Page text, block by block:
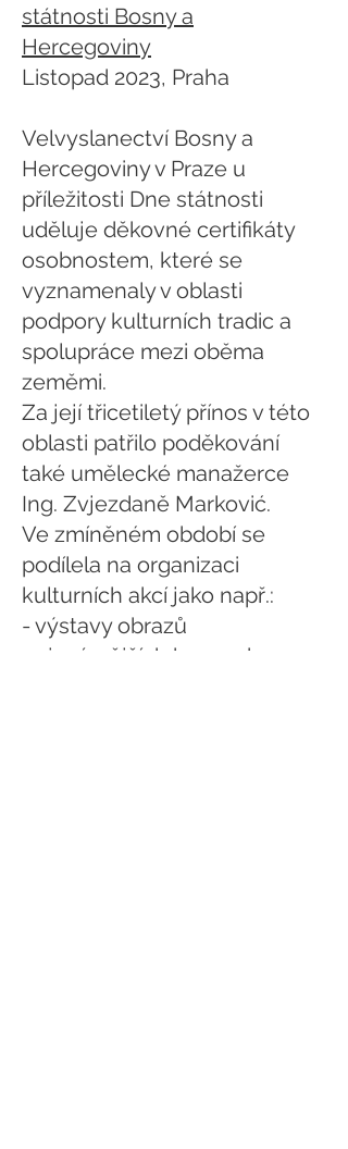
státnosti Bosny a
Hercegoviny
Listopad 2023, Praha
Velvyslanectví Bosny a
Hercegoviny v Praze u
příležitosti Dne státnosti
uděluje děkovné certifikáty
osobnostem, které se
vyznamenaly v oblasti
podpory kulturních tradic a
spolupráce mezi oběma
zeměmi.
Za její třicetiletý přínos v této
oblasti patřilo poděkování
také umělecké manažerce
Ing. Zvjezdaně Marković.
Ve zmíněném období se
podílela na organizaci
kulturních akcí jako např.:
- výstavy obrazů
nejznámějších bosensko-